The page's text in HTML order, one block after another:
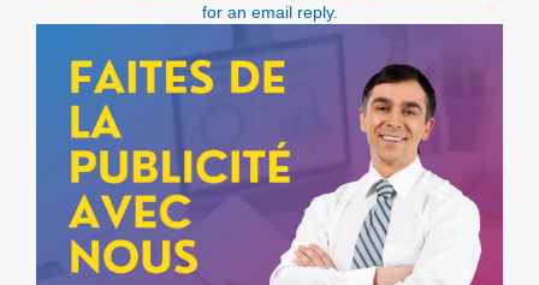
for an email reply.